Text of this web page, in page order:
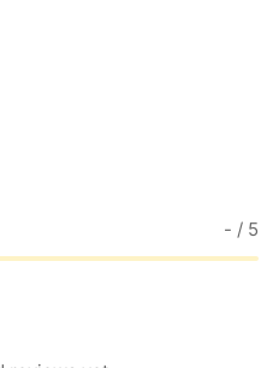
- / 5